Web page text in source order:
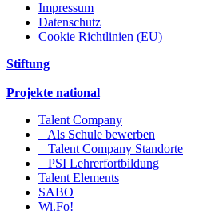
Impressum
Datenschutz
Cookie Richtlinien (EU)
Stiftung
Projekte national
Talent Company
Als Schule bewerben
Talent Company Standorte
PSI Lehrerfortbildung
Talent Elements
SABO
Wi.Fo!